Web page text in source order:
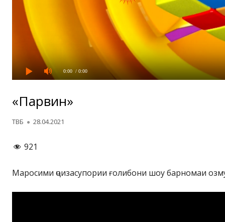
0:00 / 0:00
«Парвин»
Автор
ТВБ Опубликовано
28.04.2021
921
Маросими ҷоизасупории ғолибони шоу барномаи